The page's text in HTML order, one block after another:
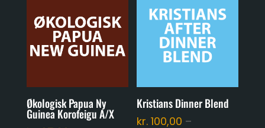
Økologisk Papua Ny
Guinea Korofeigu A/X
Kristians Dinner Blend
kr. 100,00 –